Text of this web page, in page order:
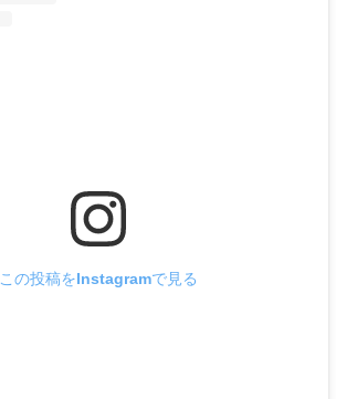
この投稿をInstagramで見る